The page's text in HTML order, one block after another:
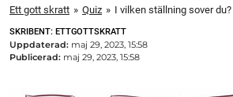
Ett gott skratt » Quiz »
SKRIBENT: ETTGOTTSKRATT
Uppdaterad: maj 29, 2023, 15:58
Publicerad: maj 29, 2023, 15:58